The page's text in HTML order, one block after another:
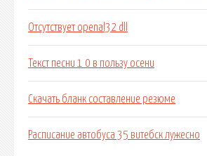
Отсутствует openal32 dll
Текст песни 1 0 в пользу осени
Скачать бланк составление резюме
Расписание автобуса 35 витебск лужесно